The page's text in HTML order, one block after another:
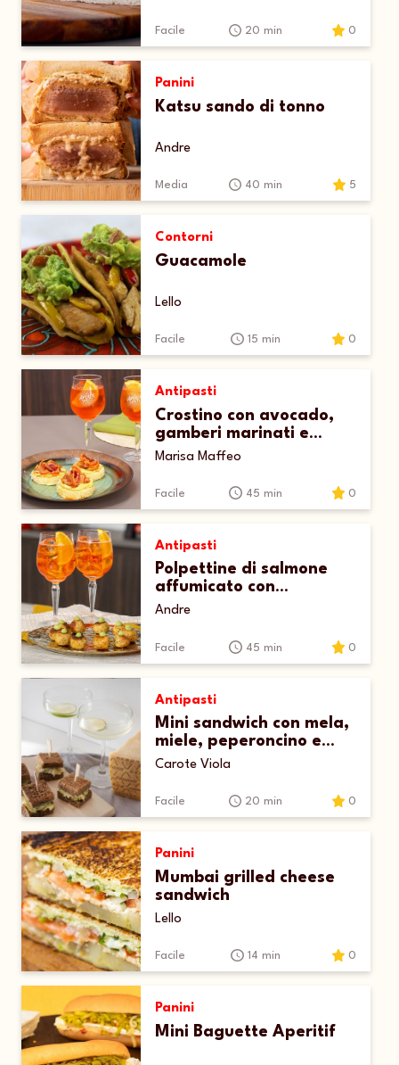
Facile 20 min 0
Panini
Katsu sando di tonno
Andre
Media 40 min 5
Contorni
Guacamole
Lello
Facile 15 min 0
Antipasti
Crostino con avocado,
gamberi marinati e
pancetta croccante
Marisa Maffeo
Facile 45 min 0
Antipasti
Polpettine di salmone
affumicato con
maionese all’avocado
Andre
Facile 45 min 0
Antipasti
Mini sandwich con mela,
miele, peperoncino e
Grana Padano
Carote Viola
Facile 20 min 0
Panini
Mumbai grilled cheese
sandwich
Lello
Facile 14 min 0
Panini
Mini Baguette Aperitif